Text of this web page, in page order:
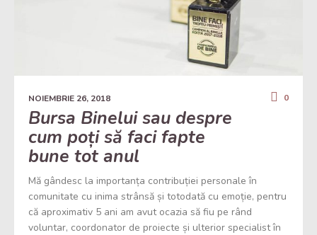
NOIEMBRIE 26, 2018 0
Bursa Binelui sau despre
cum poți să faci fapte
bune tot anul
Mă gândesc la importanța contribuției personale în
comunitate cu inima strânsă și totodată cu emoție, pentru
că aproximativ 5 ani am avut ocazia să fiu pe rând
voluntar, coordonator de proiecte și ulterior specialist în